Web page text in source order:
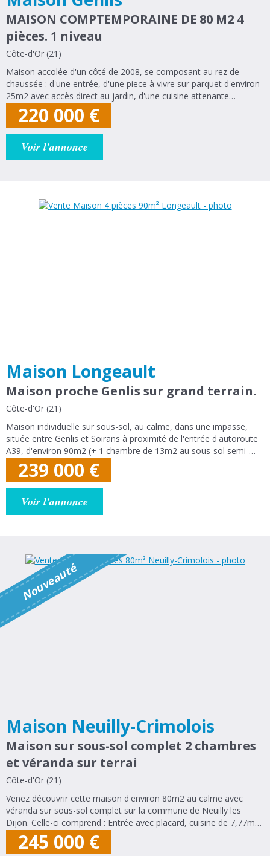
MAISON COMPTEMPORAINE DE 80 M2 4
pièces. 1 niveau
Côte-d'Or (21)
Maison accolée d'un côté de 2008, se composant au rez de
chaussée : d'une entrée, d'une piece à vivre sur parquet d'environ
25m2 avec accès direct au jardin, d'une cuisine attenante
équipée, d'un WC séparé, d'un cellier et d'un petit garage. A
l'étage : un pallier...
220 000 €
Voir l'annonce
Maison Longeault
Maison proche Genlis sur grand terrain.
Côte-d'Or (21)
Maison individuelle sur sous-sol, au calme, dans une impasse,
située entre Genlis et Soirans à proximité de l'entrée d'autoroute
A39, d'environ 90m2 (+ 1 chambre de 13m2 au sous-sol semi-
enterré). Bonne opportunité. Maison composée au niveau
principal : d'une...
239 000 €
Voir l'annonce
N
o
u
v
e
a
u
t
é
Maison Neuilly-Crimolois
Maison sur sous-sol complet 2 chambres
et véranda sur terrai
Côte-d'Or (21)
Venez découvrir cette maison d'environ 80m2 au calme avec
véranda sur sous-sol complet sur la commune de Neuilly les
Dijon. Celle-ci comprend : Entrée avec placard, cuisine de 7,77m2
avec accès véranda de 16,54m2, salon/séjour de 25m2
(possibilité de faire une...
245 000 €